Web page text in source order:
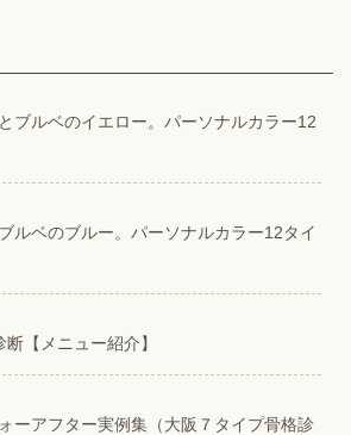
ブルベのイエロー。パーソナルカラー12
ルベのブルー。パーソナルカラー12タイ
【メニュー紹介】
ーアフター実例集（大阪７タイプ骨格診